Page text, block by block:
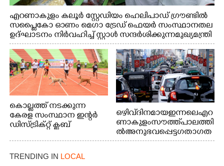
എറണാകുളം കലൂർ സ്റ്റേഡിയം ഹെലിപാഡ് ഗ്രൗണ്ടിൽ
സപ്ളൈകോ ഓണം മെഗാ ട്രേഡ് ഫെയർ സംസ്ഥാനതല
ഉദ്ഘാടനം നിർവഹിച്ച് സ്റ്റാൾ സന്ദർശിക്കുന്ന മുഖ്യമന്ത്രി
വി.ഡി. സതീശൻ. മന്ത്രി അനൂപ് ജേക്കബ് സമീപം
കൊല്ലത്ത് നടക്കുന്ന
കേരള സംസ്ഥാന ഇന്റർ
ഡിസ്ട്രിക്റ്റ് ക്ലബ്
20 ആൺകുട്ടികളുടെ 200
ഒഴിവ് ദിനമായ ഇന്നലെ എറ
ണാകുളം സൗത്ത് പാലത്തി
ൽ അനുഭവപ്പെട്ട ഗതാഗത
ക്കുരുക്ക്
TRENDING IN LOCAL